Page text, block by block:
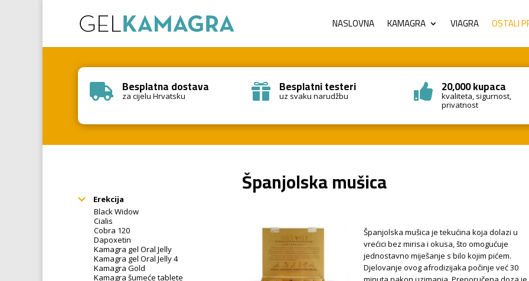
NASLOVNA KAMAGRA VIAGRA OSTALI
 Besplatna dostava
za cijelu Hrvatsku  Besplatni testeri
uz svaku narudžbu  20,000 kupaca
kvaliteta, sigurnost,
privatnost
Erekcija
Black Widow
Cialis
Cobra 120
Dapoxetin
Kamagra gel Oral Jelly
Kamagra gel Oral Jelly 4
Kamagra Gold
Kamagra šumeće tablete
Španjolska mušica
Španjolska mušica je tekućina koja dolazi u
vrećici bez mirisa i okusa, što omogućuje
jednostavno miješanje s bilo kojim pićem.
Djelovanje ovog afrodizijaka počinje već 30